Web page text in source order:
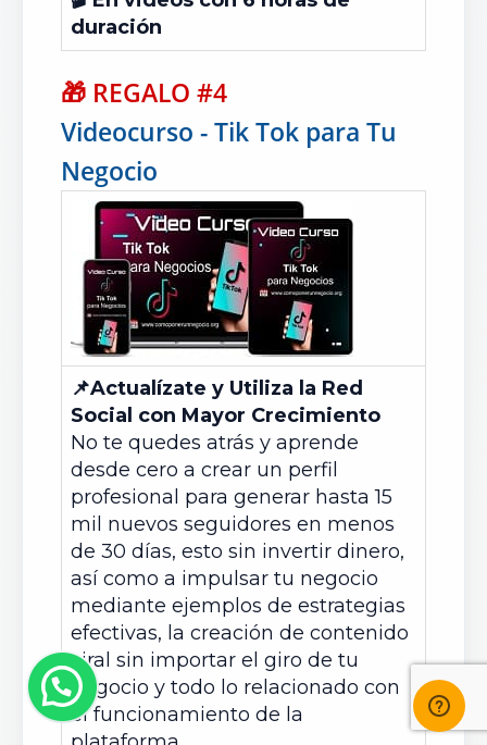
duración
🎁 REGALO #4
Videocurso - Tik Tok para Tu
Negocio
📌Actualízate y Utiliza la Red
Social con Mayor Crecimiento
No te quedes atrás y aprende
desde cero a crear un perfil
profesional para generar hasta 15
mil nuevos seguidores en menos
de 30 días, esto sin invertir dinero,
así como a impulsar tu negocio
mediante ejemplos de estrategias
efectivas, la creación de contenido
viral sin importar el giro de tu
negocio y todo lo relacionado con
el funcionamiento de la